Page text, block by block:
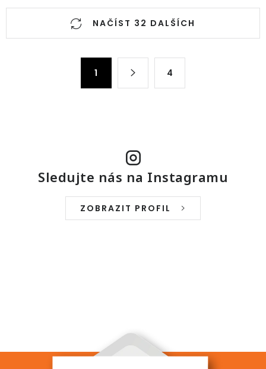
O
v
l
NAČÍST 32 DALŠÍCH
1 4
Sledujte nás na Instagramu
ZOBRAZIT PROFIL